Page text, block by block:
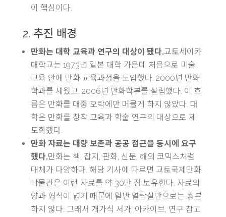
이 핵심이다.
2. 추진 배경
만화는 대학 교육과 연구의 대상이 됐다.교토세이카
대학교는 1973년 일본 대학 가운데 처음으로 미술
교육 안에 만화 교육과정을 도입했다. 2000년 만화
학과를 세웠고, 2006년 만화학부를 설립했다. 이 흐
름은 만화를 대중 오락에만 머물게 하지 않았다. 대
학은 만화를 창작 교육과 학술 연구의 대상으로 제
도화했다.
만화 자료는 대량 보존과 공공 접근을 동시에 요구
했다.만화는 책, 잡지, 판화, 신문, 해외 코믹스처럼
매체가 다양하다. 해당 기사에 따르면 교토국제만화
박물관은 이런 자료를 약 30만 점 보유한다. 자료의
양과 형식이 넓기 때문에 일반 열람실만으로는 충분
하지 않다. 그래서 개가식 서가, 아카이브, 연구 참고